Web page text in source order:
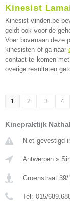
Kinesist
Kinesist-vinden.be
geldt ook voor de
Voer bovenaan deze
kinesisten of ga naar
contact te komen
overige resultaten
1 2 3 4
Kinepraktijk
Niet gevestigd
Antwerpen »
Groenstraat 39/
Tel: 015/